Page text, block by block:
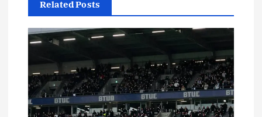
ớ
n
g
b
Related Posts